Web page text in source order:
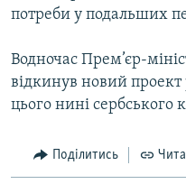
потреби у подальших
Водночас Прем’єр-
відкинув новий проект
цього нині сербського
Поділитись